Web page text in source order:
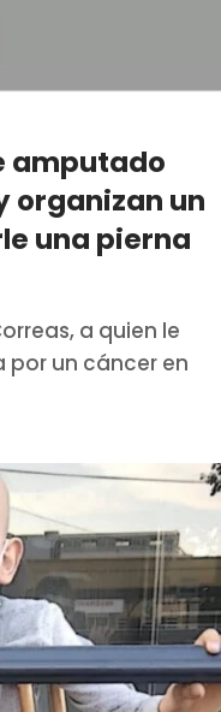
amputado
organizan un
una pierna
a quien le
un cáncer en